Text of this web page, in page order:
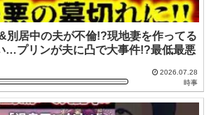
別居中の夫が不倫!?現地妻を作ってる
…プリンが夫に凸で大事件!?最低最悪
2026.07.28
時事